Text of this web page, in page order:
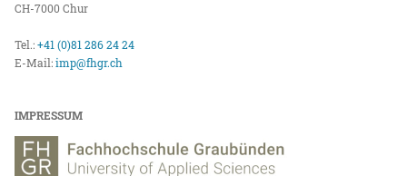
CH-7000 Chur
Tel.:+41 (0)81 286 24 24
E-Mail:imp@fhgr.ch
IMPRESSUM